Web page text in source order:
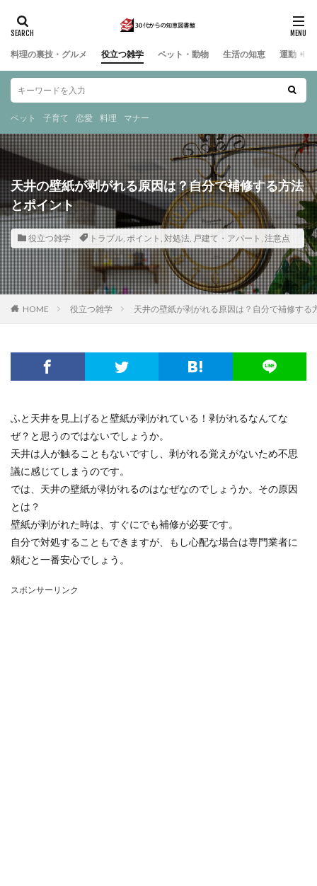
料理の裏技・グルメ 役立つ雑学 ペット・動物 生活の知恵 運動・ス
ペット 子育て 恋愛 料理 マナー
天井の壁紙が剥がれる原因は？自分で補修する方法
とポイント
役立つ雑学 トラブル, ポイント , 対処法, 戸建て・アパート , 注意点
HOME 役立つ雑学 天井の壁紙が剥がれる原因は？自分で補修する
ふと天井を見上げると壁紙が剥がれている！剥がれるなんてな
ぜ？と思うのではないでしょうか。
天井は人が触ることもないですし、剥がれる覚えがないため不思
議に感じてしまうのです。
では、天井の壁紙が剥がれるのはなぜなのでしょうか。その原因
とは？
壁紙が剥がれた時は、すぐにでも補修が必要です。
自分で対処することもできますが、もし心配な場合は専門業者に
頼むと一番安心でしょう。
スポンサーリンク